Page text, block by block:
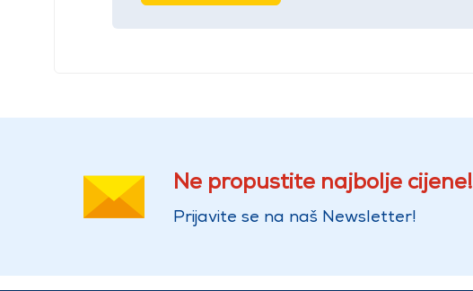
Ne propustite najbolje cijene!
Prijavite se na naš Newsletter!